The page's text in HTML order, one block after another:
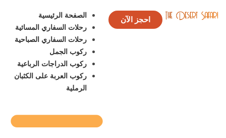
احجز الآن
الصفحة الرئيسية
رحلات السفاري المسائية
رحلات السفاري الصباحية
ركوب الجمل
ركوب الدراجات الرباعية
ركوب العربة على الكثبان
الرملية